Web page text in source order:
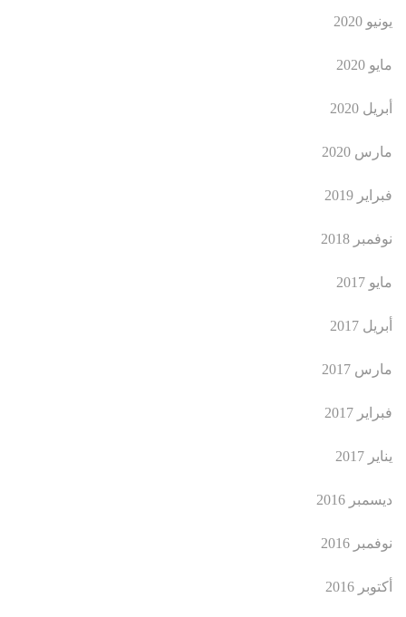
يونيو 2020
مايو 2020
أبريل 2020
مارس 2020
فبراير 2019
نوفمبر 2018
مايو 2017
أبريل 2017
مارس 2017
فبراير 2017
يناير 2017
ديسمبر 2016
نوفمبر 2016
أكتوبر 2016